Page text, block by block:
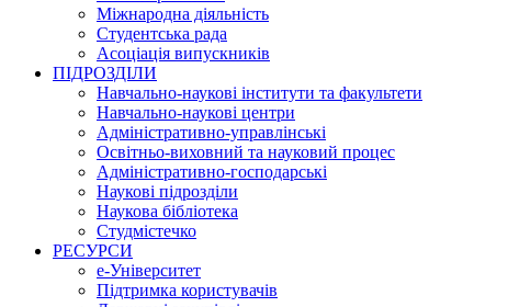
Міжнародна діяльність
Студентська рада
Асоціація випускників
ПІДРОЗДІЛИ
Навчально-наукові інститути та факультети
Навчально-наукові центри
Адміністративно-управлінські
Освітньо-виховний та науковий процес
Адміністративно-господарські
Наукові підрозділи
Наукова бібліотека
Студмістечко
РЕСУРСИ
е-Університет
Підтримка користувачів